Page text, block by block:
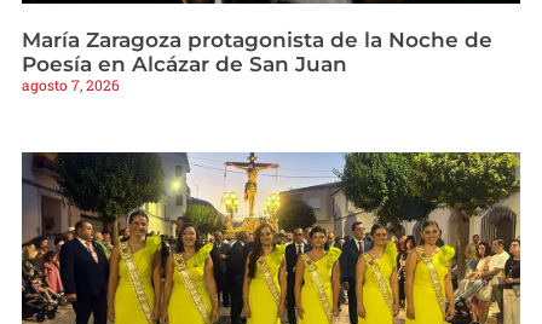
María Zaragoza protagonista de la Noche de
Poesía en Alcázar de San Juan
agosto 7, 2026